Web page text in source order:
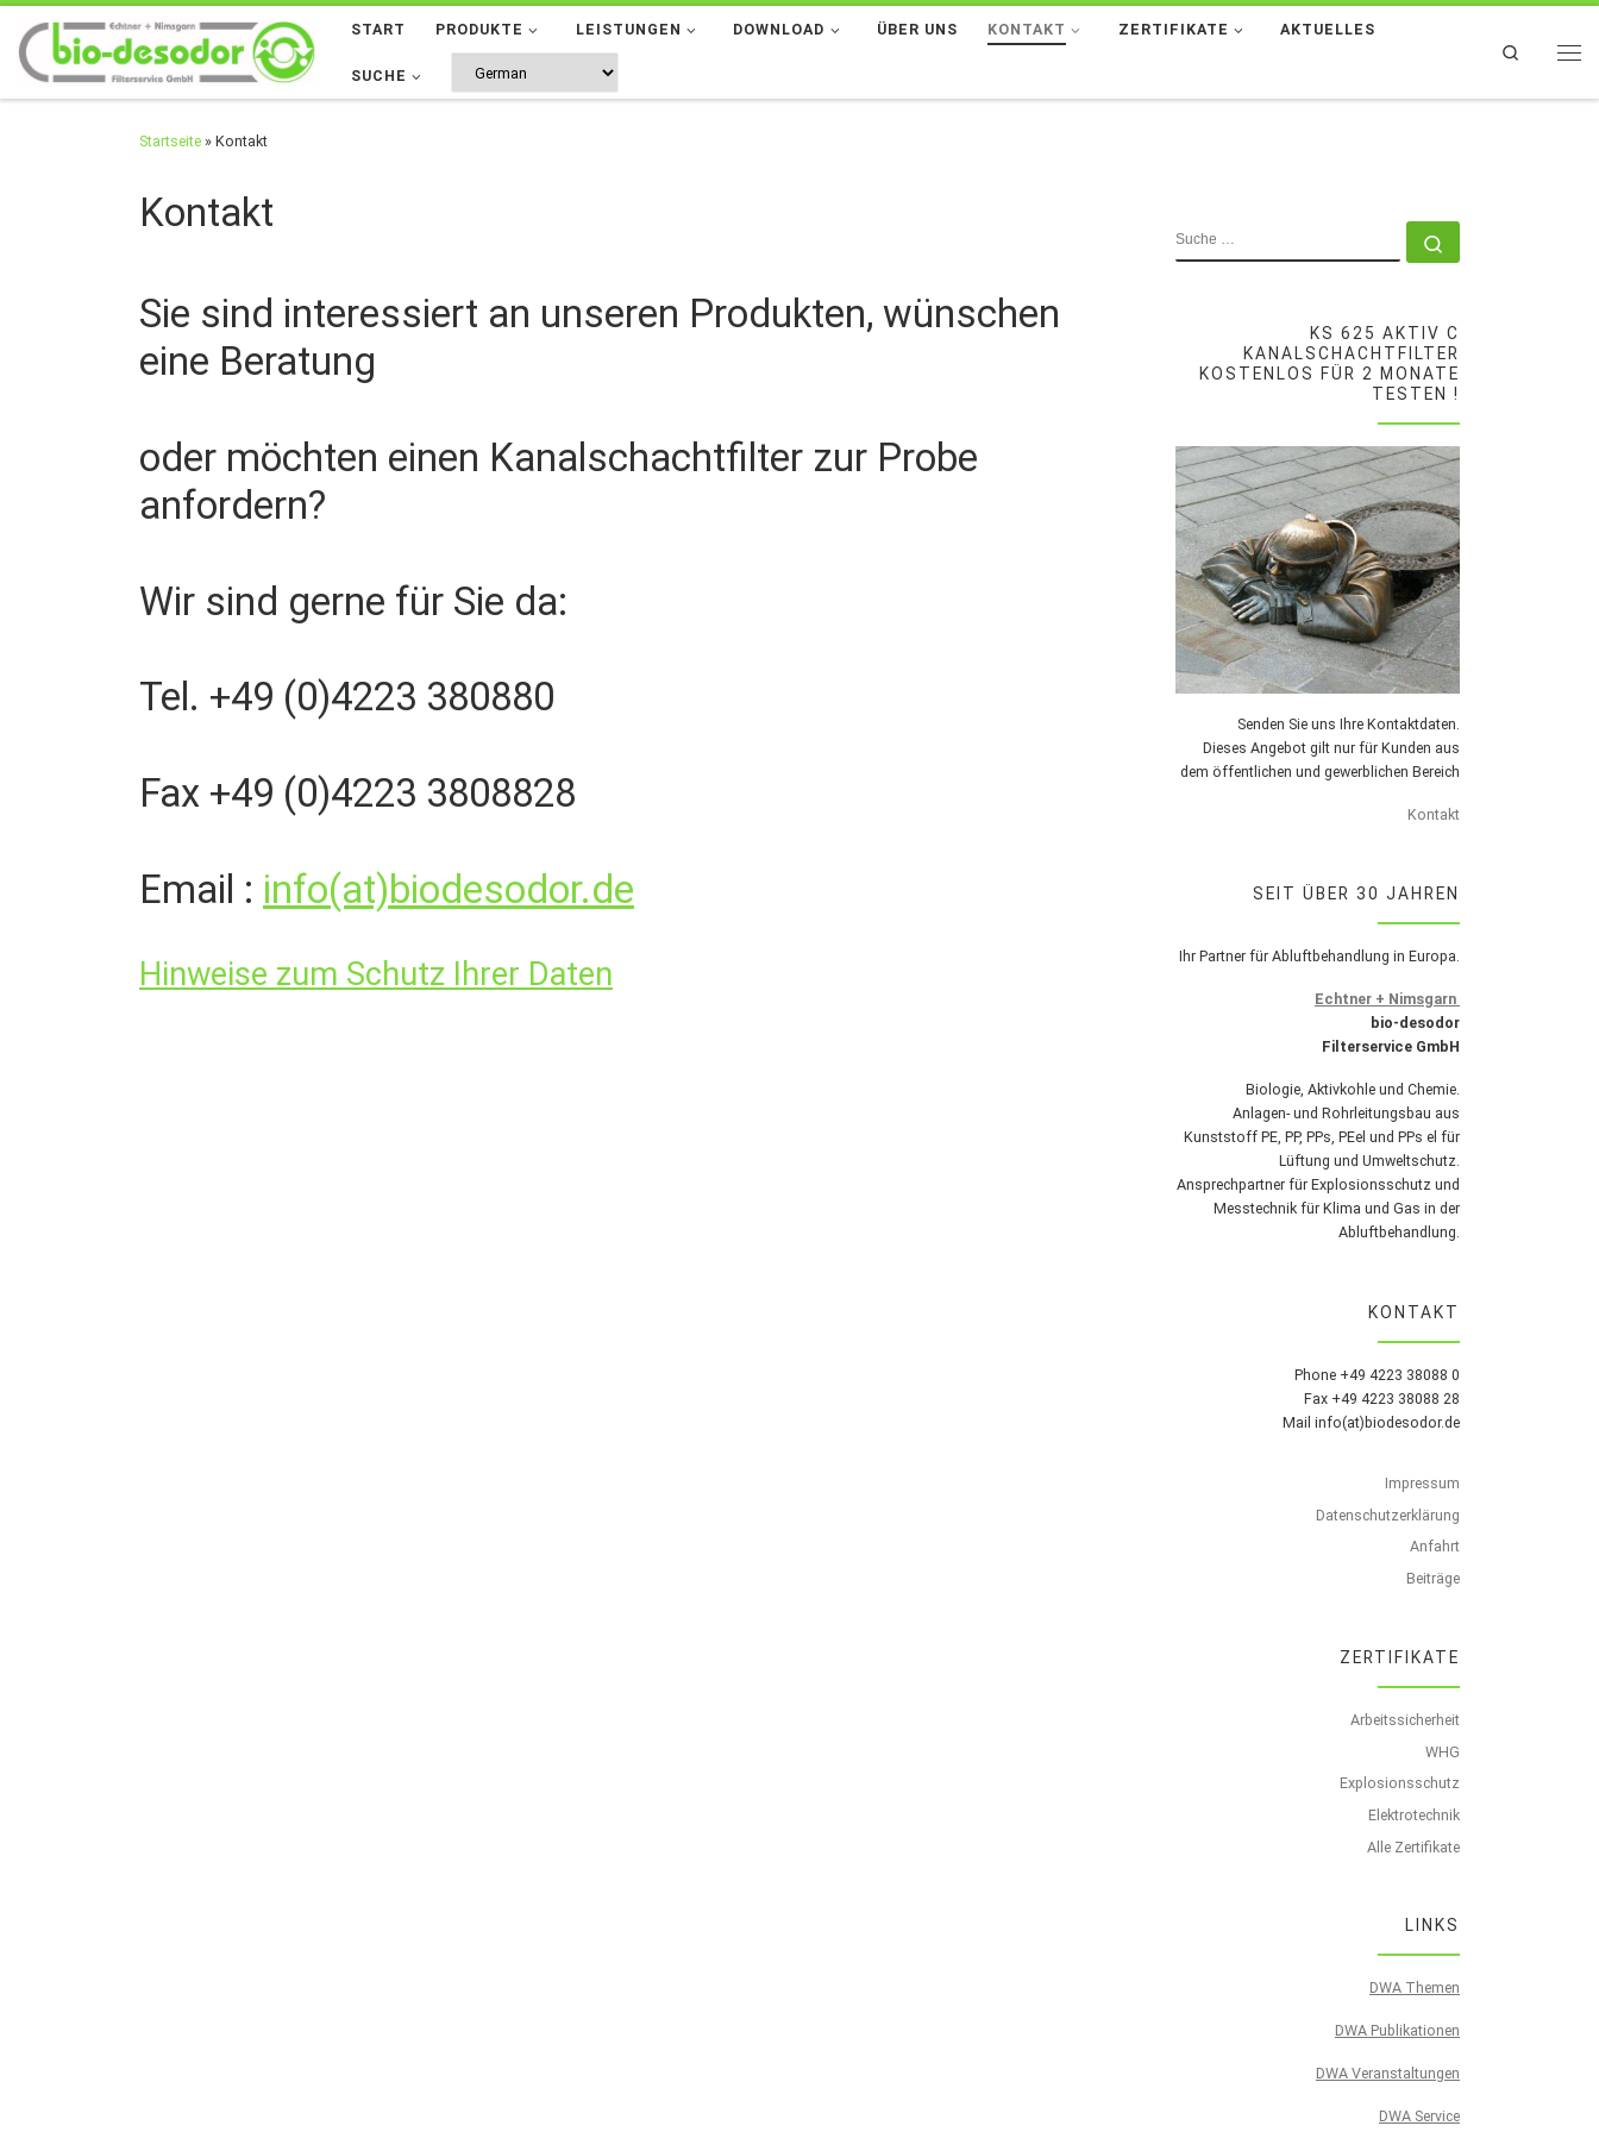
Zum Inhalt springen START PRODUKTE LEISTUNGEN DOWNLOAD ÜBER UNS KONTAKT ZERTIFIKATE AKTUELLES
SUCHE
Search
Startseite » Kontakt
Kontakt
Sie sind interessiert an unseren Produkten, wünschen
eine Beratung
oder möchten einen Kanalschachtfilter zur Probe
anfordern?
Wir sind gerne für Sie da:
Tel. +49 (0)4223 380880
Fax +49 (0)4223 3808828
Email : info(at)biodesodor.de
Hinweise zum Schutz Ihrer Daten
SUCHE
KS 625 AKTIV C
KANALSCHACHTFILTER
KOSTENLOS FÜR 2 MONATE
TESTEN !
Senden Sie uns Ihre Kontaktdaten.
Dieses Angebot gilt nur für Kunden aus
dem öffentlichen und gewerblichen Bereich
Kontakt
SEIT ÜBER 30 JAHREN
Ihr Partner für Abluftbehandlung in Europa.
Echtner + Nimsgarn
bio-desodor
Filterservice GmbH
Biologie, Aktivkohle und Chemie.
Anlagen- und Rohrleitungsbau aus
Kunststoff PE, PP, PPs, PEel und PPs el für
Lüftung und Umweltschutz.
Ansprechpartner für Explosionsschutz und
Messtechnik für Klima und Gas in der
Abluftbehandlung.
KONTAKT
Phone +49 4223 38088 0
Fax +49 4223 38088 28
Mail info(at)biodesodor.de
Impressum
Datenschutzerklärung
Anfahrt
Beiträge
ZERTIFIKATE
Arbeitssicherheit
WHG
Explosionsschutz
Elektrotechnik
Alle Zertifikate
LINKS
DWA Themen
DWA Publikationen
DWA Veranstaltungen
DWA Service